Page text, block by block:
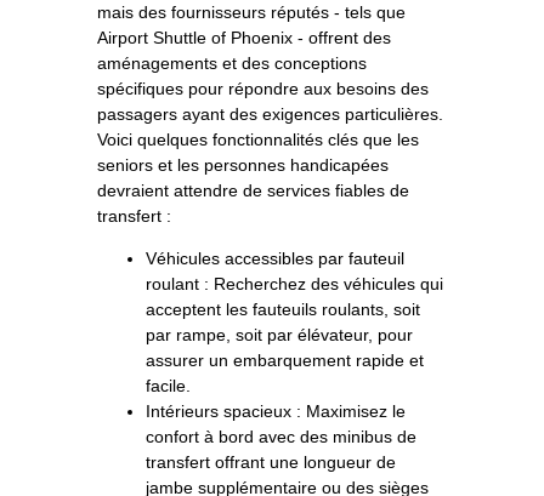
mais des fournisseurs réputés - tels que
Airport Shuttle of Phoenix - offrent des
aménagements et des conceptions
spécifiques pour répondre aux besoins des
passagers ayant des exigences particulières.
Voici quelques fonctionnalités clés que les
seniors et les personnes handicapées
devraient attendre de services fiables de
transfert :
Véhicules accessibles par fauteuil
roulant : Recherchez des véhicules qui
acceptent les fauteuils roulants, soit
par rampe, soit par élévateur, pour
assurer un embarquement rapide et
facile.
Intérieurs spacieux : Maximisez le
confort à bord avec des minibus de
transfert offrant une longueur de
jambe supplémentaire ou des sièges